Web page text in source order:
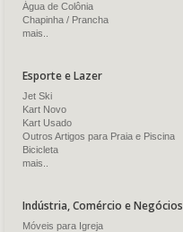
Água de Colônia
Chapinha / Prancha
mais..
Esporte e Lazer
Jet Ski
Kart Novo
Kart Usado
Outros Artigos para Praia e Piscina
Bicicleta
mais..
Indústria, Comércio e Negócios
Móveis para Igreja